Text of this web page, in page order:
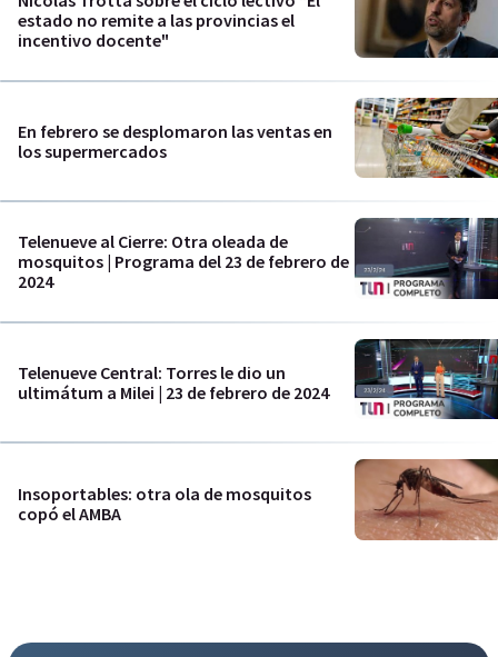
estado no remite a las provincias el
incentivo docente"
En febrero se desplomaron las ventas en
los supermercados
Telenueve al Cierre: Otra oleada de
mosquitos | Programa del 23 de febrero de
2024
Telenueve Central: Torres le dio un
ultimátum a Milei | 23 de febrero de 2024
Insoportables: otra ola de mosquitos
copó el AMBA